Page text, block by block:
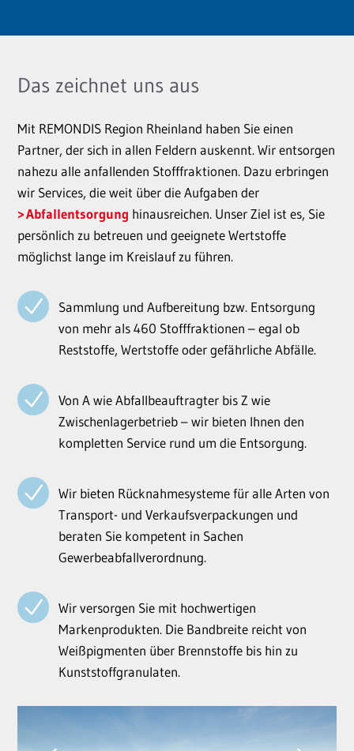
Das zeichnet uns aus
Mit REMONDIS Region Rheinland haben Sie einen
Partner, der sich in allen Feldern auskennt. Wir entsorgen
nahezu alle anfallenden Stofffraktionen. Dazu erbringen
wir Services, die weit über die Aufgaben der
Abfallentsorgung hinausreichen. Unser Ziel ist es, Sie
persönlich zu betreuen und geeignete Wertstoffe
möglichst lange im Kreislauf zu führen.
Sammlung und Aufbereitung bzw. Entsorgung
von mehr als 460 Stofffraktionen – egal ob
Reststoffe, Wertstoffe oder gefährliche Abfälle.
Von A wie Abfallbeauftragter bis Z wie
Zwischenlagerbetrieb – wir bieten Ihnen den
kompletten Service rund um die Entsorgung.
Wir bieten Rücknahmesysteme für alle Arten von
Transport- und Verkaufsverpackungen und
beraten Sie kompetent in Sachen
Gewerbeabfallverordnung.
Wir versorgen Sie mit hochwertigen
Markenprodukten. Die Bandbreite reicht von
Weißpigmenten über Brennstoffe bis hin zu
Kunststoffgranulaten.